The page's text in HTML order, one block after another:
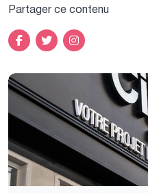
Partager ce contenu